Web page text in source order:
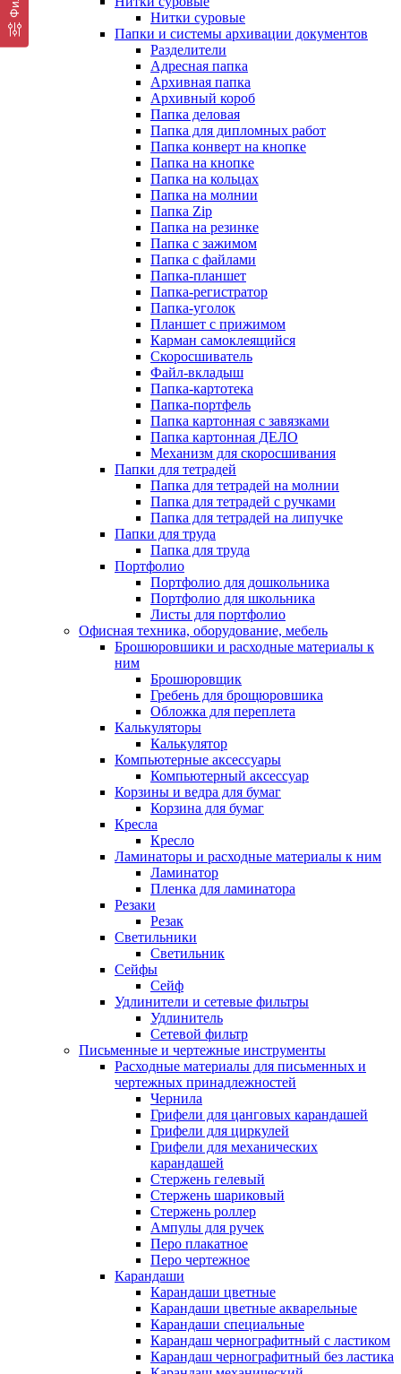
Нитки суровые
Папки и системы архивации документов
Разделители
Адресная папка
Архивная папка
Архивный короб
Папка деловая
Папка для дипломных работ
Папка конверт на кнопке
Папка на кнопке
Папка на кольцах
Папка на молнии
Папка Zip
Папка на резинке
Папка с зажимом
Папка с файлами
Папка-планшет
Папка-регистратор
Папка-уголок
Планшет с прижимом
Карман самоклеящийся
Скоросшиватель
Файл-вкладыш
Папка-картотека
Папка-портфель
Папка картонная с завязками
Папка картонная ДЕЛО
Механизм для скоросшивания
Папки для тетрадей
Папка для тетрадей на молнии
Папка для тетрадей с ручками
Папка для тетрадей на липучке
Папки для труда
Папка для труда
Портфолио
Портфолио для дошкольника
Портфолио для школьника
Листы для портфолио
Офисная техника, оборудование, мебель
Брошюровшики и расходные материалы к
ним
Брошюровщик
Гребень для брощюровшика
Обложка для переплета
Калькуляторы
Калькулятор
Компьютерные аксессуары
Компьютерный аксессуар
Корзины и ведра для бумаг
Корзина для бумаг
Кресла
Кресло
Ламинаторы и расходные материалы к ним
Ламинатор
Пленка для ламинатора
Резаки
Резак
Светильники
Светильник
Сейфы
Сейф
Удлинители и сетевые фильтры
Удлинитель
Сетевой фильтр
Письменные и чертежные инструменты
Расходные материалы для письменных и
чертежных принадлежностей
Чернила
Грифели для цанговых карандашей
Грифели для циркулей
Грифели для механических
карандашей
Стержень гелевый
Стержень шариковый
Стержень роллер
Ампулы для ручек
Перо плакатное
Перо чертежное
Карандаши
Карандаши цветные
Карандаши цветные акварельные
Карандаши специальные
Карандаш чернографитный с ластиком
Карандаш чернографитный без ластика